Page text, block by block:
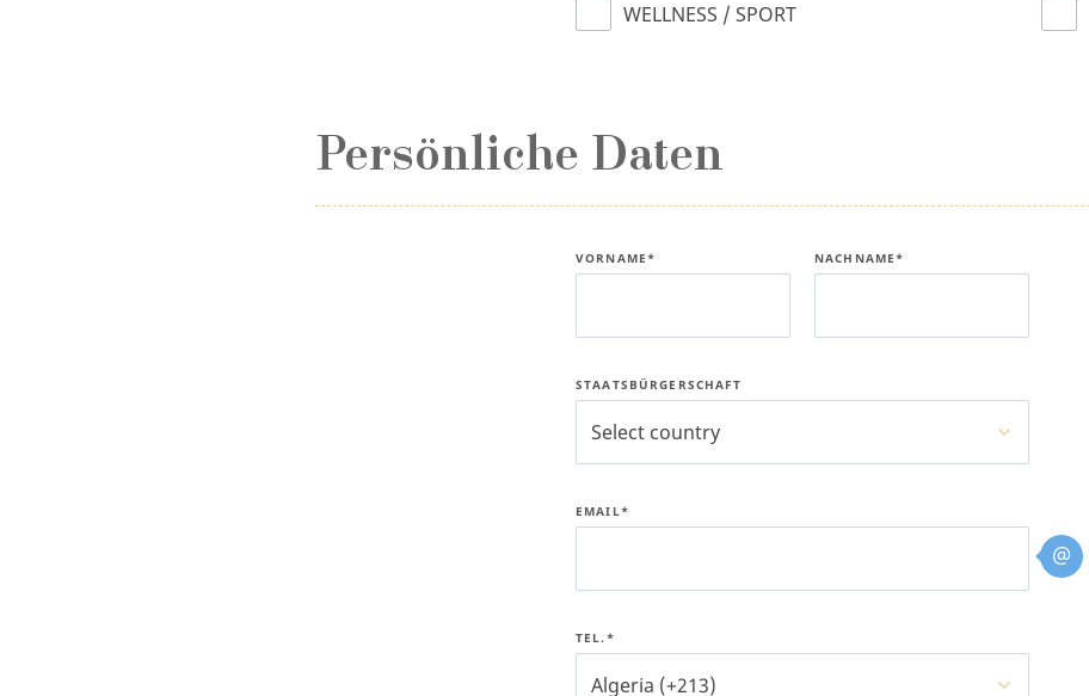
WELLNESS / SPORT
Persönliche Daten
VORNAME* NACHNAME*
STAATSBÜRGERSCHAFT
Select country
EMAIL*
@
TEL.*
Algeria (+213)